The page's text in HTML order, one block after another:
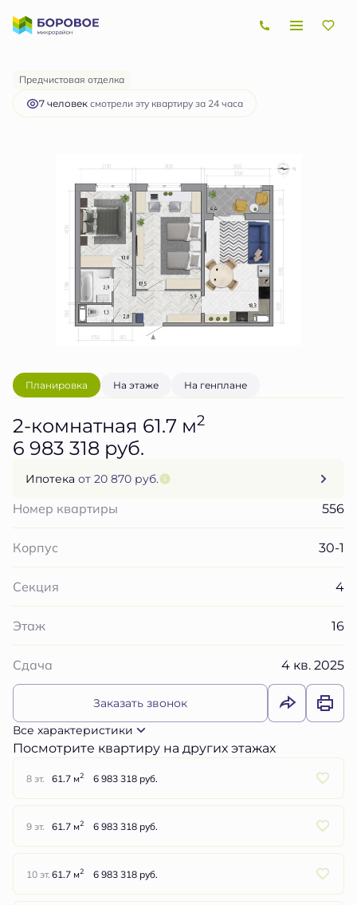
2-комнатная 6 983 318 руб.
Ипотекаот 20 870 руб.
Предчистовая отделка
7 человек смотрели эту квартиру за 24 часа
Планировка На этаже На генплане
2-комнатная 61.7 м2
6 983 318 руб.
Ипотека от 20 870 руб.
Номер квартиры 556
Корпус 30-1
Секция 4
Этаж 16
Сдача 4 кв. 2025
Заказать звонок
Все характеристики
Посмотрите квартиру на других этажах
8 эт. 61.7 м2 6 983 318 руб.
9 эт. 61.7 м2 6 983 318 руб.
10 эт. 61.7 м2 6 983 318 руб.